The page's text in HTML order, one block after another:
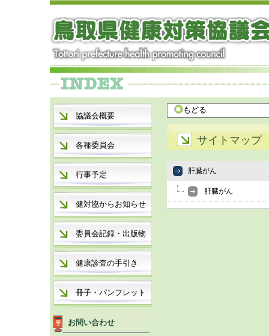
もどる
サイトマップ
肝臓がん
肝臓がん
協議会概要
各種委員会
行事予定
健対協からお知らせ
委員会記録・出版物
健康診査の手引き
冊子・パンフレット
お問い合わせ